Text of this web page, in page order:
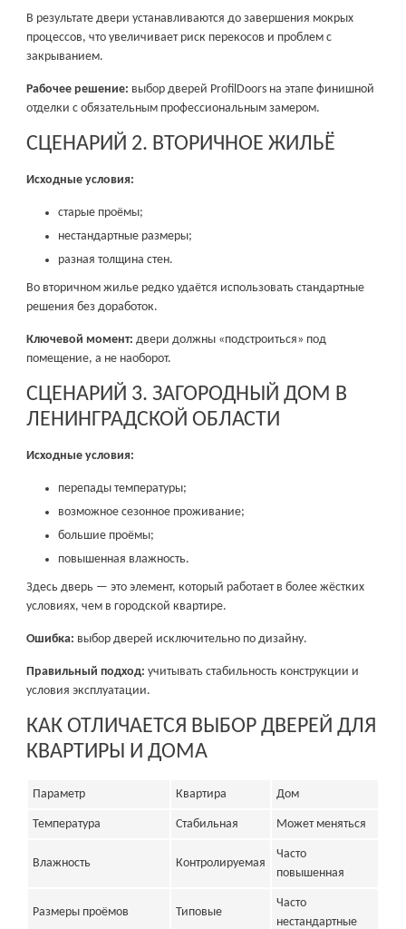
В результате двери устанавливаются до завершения мокрых
процессов, что увеличивает риск перекосов и проблем с
закрыванием.
Рабочее решение: выбор дверей ProfilDoors на этапе финишной
отделки с обязательным профессиональным замером.
СЦЕНАРИЙ 2. ВТОРИЧНОЕ ЖИЛЬЁ
Исходные условия:
старые проёмы;
нестандартные размеры;
разная толщина стен.
Во вторичном жилье редко удаётся использовать стандартные
решения без доработок.
Ключевой момент: двери должны «подстроиться» под
помещение, а не наоборот.
СЦЕНАРИЙ 3. ЗАГОРОДНЫЙ ДОМ В
ЛЕНИНГРАДСКОЙ ОБЛАСТИ
Исходные условия:
перепады температуры;
возможное сезонное проживание;
большие проёмы;
повышенная влажность.
Здесь дверь — это элемент, который работает в более жёстких
условиях, чем в городской квартире.
Ошибка: выбор дверей исключительно по дизайну.
Правильный подход: учитывать стабильность конструкции и
условия эксплуатации.
КАК ОТЛИЧАЕТСЯ ВЫБОР ДВЕРЕЙ ДЛЯ
КВАРТИРЫ И ДОМА
Параметр Квартира Дом
Температура Стабильная Может меняться
Влажность Контролируемая
Часто
повышенная
Размеры проёмов Типовые
Часто
нестандартные